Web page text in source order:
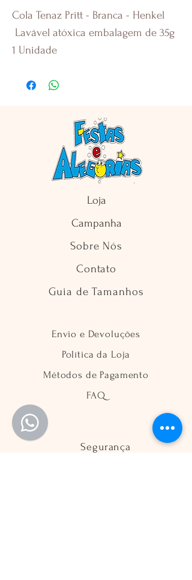
Cola Tenaz Pritt - Branca - Henkel
Lavável atóxica embalagem de 35g
1 Unidade
Loja
Campanha
Sobre Nós
Contato
Guia de Tamanhos
Envio e Devoluções
Política da Loja
Métodos de Pagamento
FAQ
Segurança